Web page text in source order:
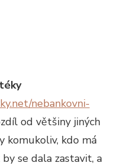
nebankovni-
od většiny jiných
komukoliv, kdo má
se dala zastavit, a